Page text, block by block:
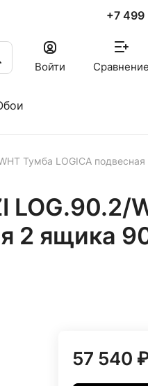
+7 499
Войти Сравнение
Тумба LOGICA
LOG.90.2/
2 ящика
57 540